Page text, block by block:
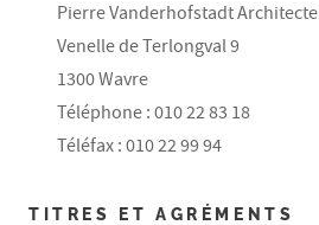
Pierre Vanderhofstadt Architecte
Venelle de Terlongval 9
1300 Wavre
Téléphone : 010 22 83 18
Téléfax : 010 22 99 94
TITRES ET AGRÉMENTS